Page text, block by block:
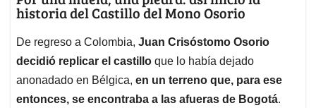
historia del Castillo del Mono Osorio
De regreso a Colombia, Juan Crisóstomo Osorio
decidió replicar el castillo que lo había dejado
anonadado en Bélgica, en un terreno que, para ese
entonces, se encontraba a las afueras de Bogotá.